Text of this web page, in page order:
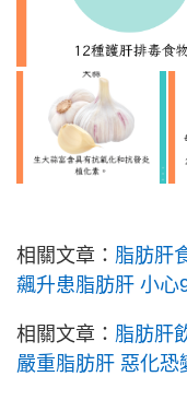
相關文章： 脂肪肝
飆升患脂肪肝 小心
相關文章： 脂肪肝
嚴重脂肪肝 惡化恐